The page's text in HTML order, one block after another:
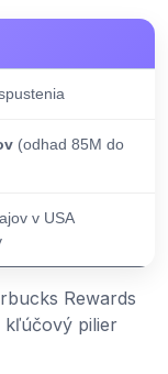
(odhad 85M do
v USA
Rewards
kľúčový pilier